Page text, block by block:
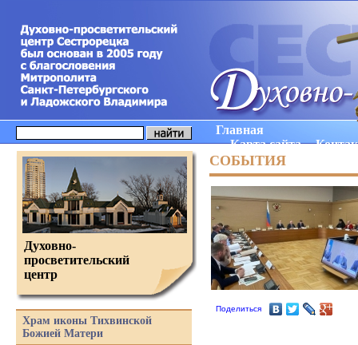
Главная
Карта сайта
СОБЫТИЯ
Поделиться
Духовно-
просветительский
центр
Храм иконы Тихвинской
Божией Матери